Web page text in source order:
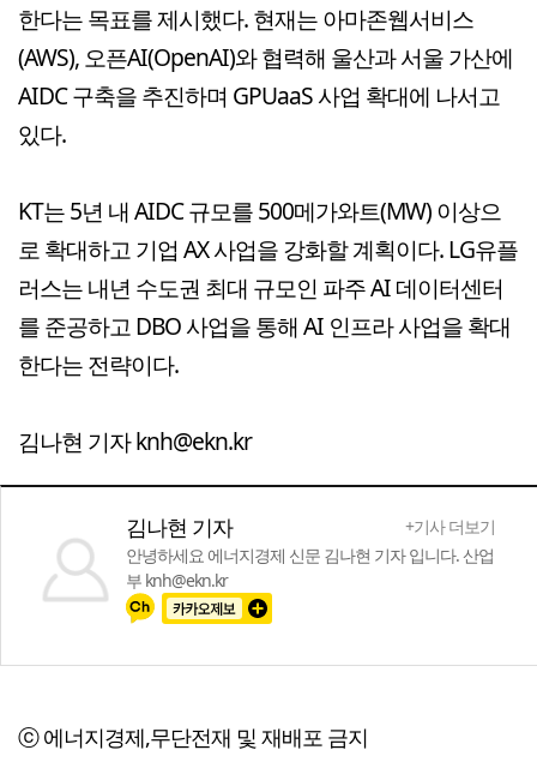
한다는 목표를 제시했다. 현재는 아마존웹서비스
(AWS), 오픈AI(OpenAI)와 협력해 울산과 서울 가산에
AIDC 구축을 추진하며 GPUaaS 사업 확대에 나서고
있다.
KT는 5년 내 AIDC 규모를 500메가와트(MW) 이상으
로 확대하고 기업 AX 사업을 강화할 계획이다. LG유플
러스는 내년 수도권 최대 규모인 파주 AI 데이터센터
를 준공하고 DBO 사업을 통해 AI 인프라 사업을 확대
한다는 전략이다.
김나현 기자 knh@ekn.kr
김나현 기자
+기사 더보기
안녕하세요 에너지경제 신문 김나현 기자 입니다. 산업
부 knh@ekn.kr
ⓒ 에너지경제,무단전재 및 재배포 금지